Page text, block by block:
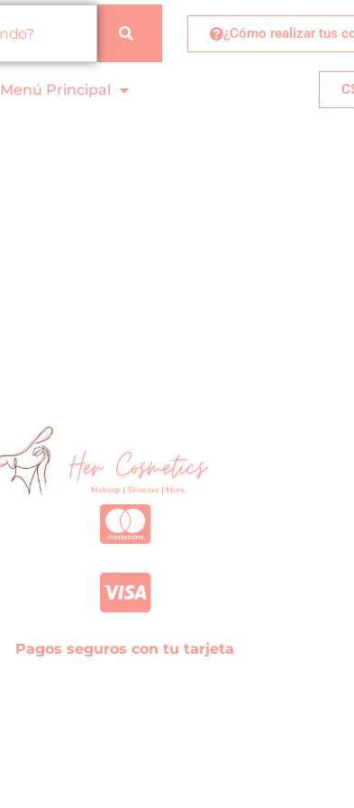
¿Cómo realizar tus
Menú Principal
Pagos seguros con tu tarjeta